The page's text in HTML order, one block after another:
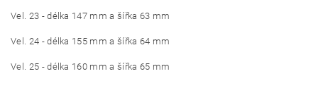
Vel. 23 - délka 147 mm a šířka 63 mm
Vel. 24 - délka 155 mm a šířka 64 mm
Vel. 25 - délka 160 mm a šířka 65 mm